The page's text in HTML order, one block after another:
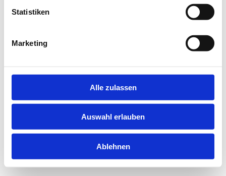
Statistiken
Marketing
Alle zulassen
Auswahl erlauben
Ablehnen